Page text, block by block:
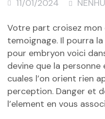
11/01/2024
Votre part croisez mon
temoignage. Il pourra
pour embryon voici
devine que la
cuales l’on orient rien
perception. Danger et
l’element en vous